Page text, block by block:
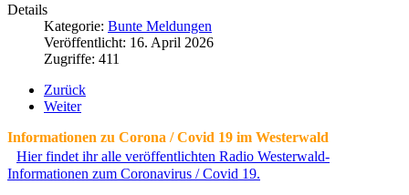
Details
Kategorie: Bunte Meldungen
Veröffentlicht: 16. April 2026
Zugriffe: 411
Zurück
Weiter
Informationen zu Corona / Covid 19 im Westerwald
Hier findet ihr alle veröffentlichten Radio Westerwald-
Informationen zum Coronavirus / Covid 19.